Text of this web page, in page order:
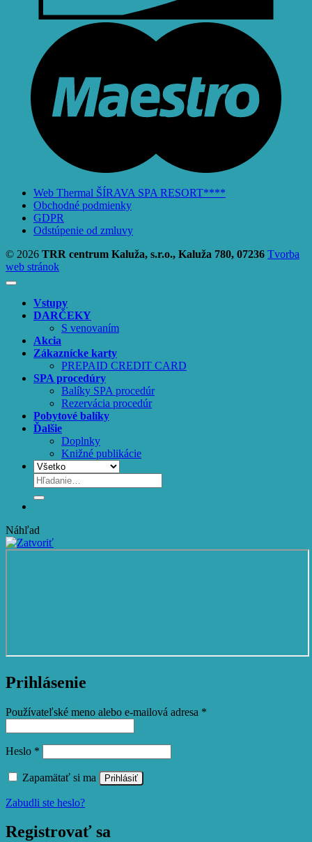
Web Thermal ŠÍRAVA SPA RESORT****
Obchodné podmienky
GDPR
Odstúpenie od zmluvy
© 2026 TRR centrum Kaluža, s.r.o., Kaluža 780, 07236 Tvorba
web stránok
Vstupy
DARČEKY
S venovaním
Akcia
Zákaznícke karty
PREPAID CREDIT CARD
SPA procedúry
Balíky SPA procedúr
Rezervácia procedúr
Pobytové balíky
Ďalšie
Doplnky
Knižné publikácie
Hľadať:
Náhľad
Prihlásenie
Používateľské meno alebo e-mailová adresa *
Heslo *
Zapamätať si ma Prihlásiť
Zabudli ste heslo?
Registrovať sa